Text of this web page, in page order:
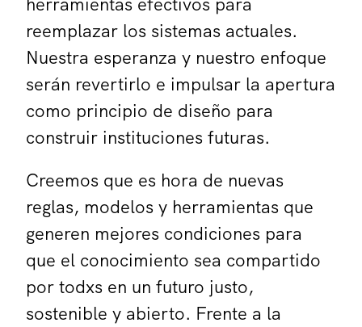
reemplazar los sistemas actuales.
Nuestra esperanza y nuestro enfoque
serán revertirlo e impulsar la apertura
como principio de diseño para
construir instituciones futuras.
Creemos que es hora de nuevas
reglas, modelos y herramientas que
generen mejores condiciones para
que el conocimiento sea compartido
por todxs en un futuro justo,
sostenible y abierto. Frente a la